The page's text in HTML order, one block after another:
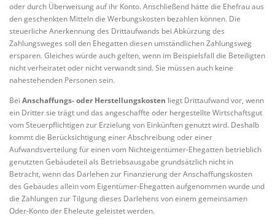
oder durch Überweisung auf ihr Konto. Anschließend hätte die Ehefrau aus
den geschenkten Mitteln die Werbungskosten bezahlen können. Die
steuerliche Anerkennung des Drittaufwands bei Abkürzung des
Zahlungsweges soll den Ehegatten diesen umständlichen Zahlungsweg
ersparen. Gleiches würde auch gelten, wenn im Beispielsfall die Beteiligten
nicht verheiratet oder nicht verwandt sind. Sie müssen auch keine
nahestehenden Personen sein.
Bei Anschaffungs- oder Herstellungskosten liegt Drittaufwand vor, wenn
ein Dritter sie trägt und das angeschaffte oder hergestellte Wirtschaftsgut
vom Steuerpflichtigen zur Erzielung von Einkünften genutzt wird. Deshalb
kommt die Berücksichtigung einer Abschreibung oder einer
Aufwandsverteilung für einen vom Nichteigentümer-Ehegatten betrieblich
genutzten Gebäudeteil als Betriebsausgabe grundsätzlich nicht in
Betracht, wenn das Darlehen zur Finanzierung der Anschaffungskosten
des Gebäudes allein vom Eigentümer-Ehegatten aufgenommen wurde und
die Zahlungen zur Tilgung dieses Darlehens von einem gemeinsamen
Oder-Konto der Eheleute geleistet werden.